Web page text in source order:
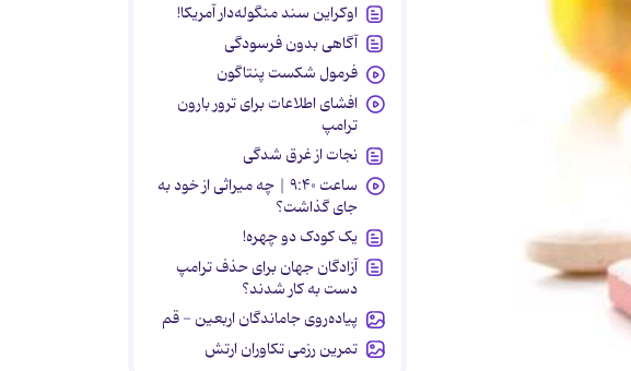
اوکراین سند منگوله‌دار آمریکا!
آگاهی بدون فرسودگی
فرمول شکست پنتاگون
افشای اطلاعات برای ترور بارون
ترامپ
نجات از غرق شدگی
ساعت ۹:۴۰ | چه میراثی از خود به
جای گذاشت؟
یک کودک دو چهره!
آزادگان جهان برای حذف ترامپ
دست به کار شدند؟
پیاده‌روی جاماندگان اربعین - قم
تمرین رزمی تکاوران ارتش